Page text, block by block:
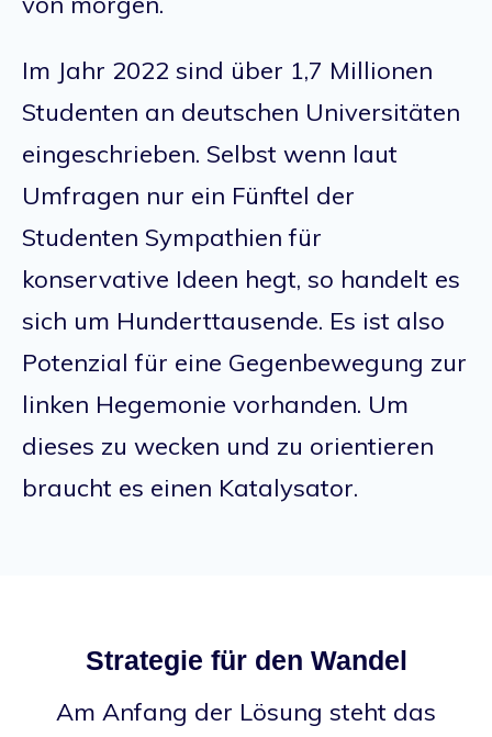
Im Jahr 2022 sind über 1,7 Millionen
Studenten an deutschen Universitäten
eingeschrieben. Selbst wenn laut
Umfragen nur ein Fünftel der
Studenten Sympathien für
konservative Ideen hegt, so handelt es
sich um Hunderttausende. Es ist also
Potenzial für eine Gegenbewegung zur
linken Hegemonie vorhanden. Um
dieses zu wecken und zu orientieren
braucht es einen Katalysator.
Strategie für den Wandel
Am Anfang der Lösung steht das